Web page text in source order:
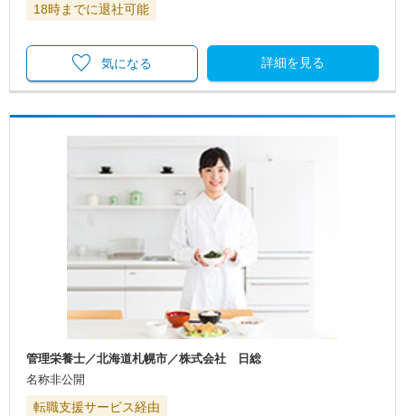
18時までに退社可能
詳細を見る
気になる
管理栄養士／北海道札幌市／株式会社 日総
名称非公開
転職支援サービス経由